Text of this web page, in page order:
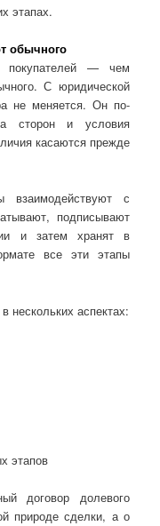
этапах.
обычного
— чем
С юридической
не меняется. Он по-
сторон и условия
касаются прежде
взаимодействуют с
подписывают
и затем хранят в
все эти этапы
нескольких аспектах:
этапов
договор долевого
природе сделки, а о